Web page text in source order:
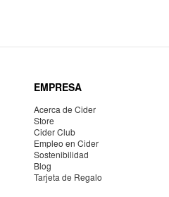
EMPRESA
Acerca de Cider
Store
Cider Club
Empleo en Cider
Sostenibilidad
Blog
Tarjeta de Regalo